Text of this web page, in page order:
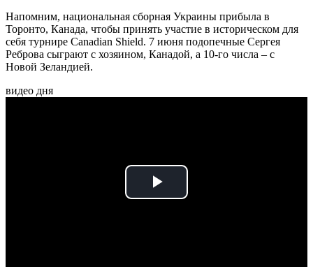
Напомним, национальная сборная Украины прибыла в
Торонто, Канада, чтобы принять участие в историческом для
себя турнире Canadian Shield. 7 июня подопечные Сергея
Реброва сыграют с хозяином, Канадой, а 10-го числа – с
Новой Зеландией.
видео дня
Play